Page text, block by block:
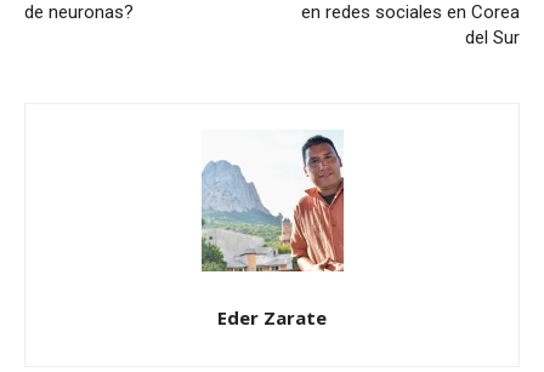
de neuronas?
en redes sociales en Corea
del Sur
Eder Zarate